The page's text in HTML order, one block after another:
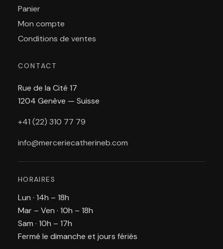
Panier
Mon compte
Conditions de ventes
CONTACT
Rue de la Cité 17
1204 Genève — Suisse
+41 (22) 310 77 79
info@merceriecatherineb.com
HORAIRES
Lun · 14h – 18h
Mar – Ven · 10h – 18h
Sam · 10h – 17h
Fermé le dimanche et jours fériés